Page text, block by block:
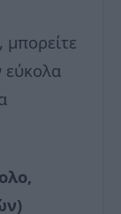
μπορείτε
εύκολα